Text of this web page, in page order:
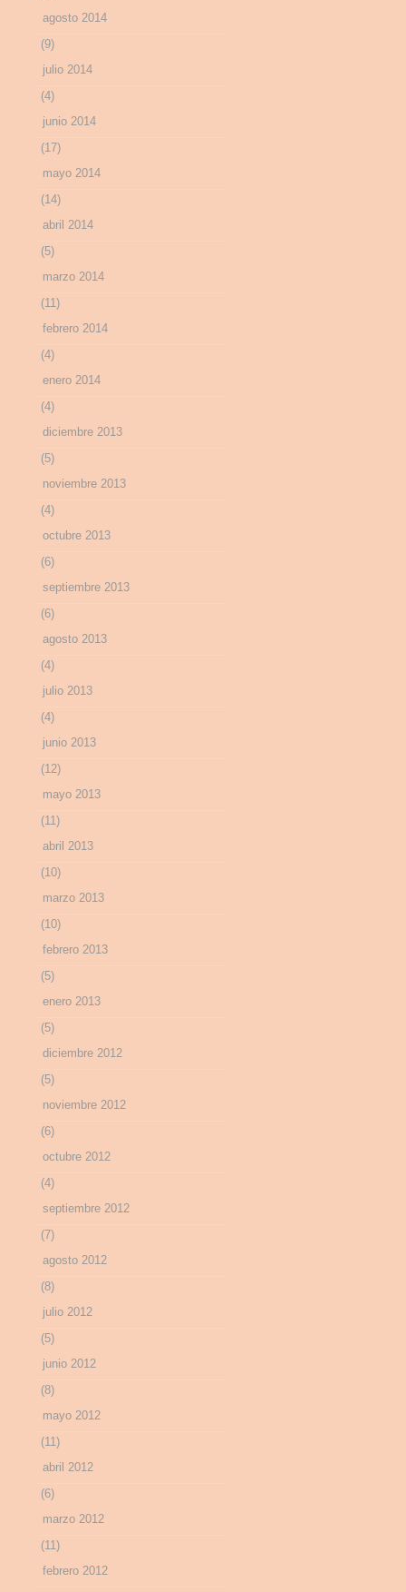
agosto 2014
(9)
julio 2014
(4)
junio 2014
(17)
mayo 2014
(14)
abril 2014
(5)
marzo 2014
(11)
febrero 2014
(4)
enero 2014
(4)
diciembre 2013
(5)
noviembre 2013
(4)
octubre 2013
(6)
septiembre 2013
(6)
agosto 2013
(4)
julio 2013
(4)
junio 2013
(12)
mayo 2013
(11)
abril 2013
(10)
marzo 2013
(10)
febrero 2013
(5)
enero 2013
(5)
diciembre 2012
(5)
noviembre 2012
(6)
octubre 2012
(4)
septiembre 2012
(7)
agosto 2012
(8)
julio 2012
(5)
junio 2012
(8)
mayo 2012
(11)
abril 2012
(6)
marzo 2012
(11)
febrero 2012